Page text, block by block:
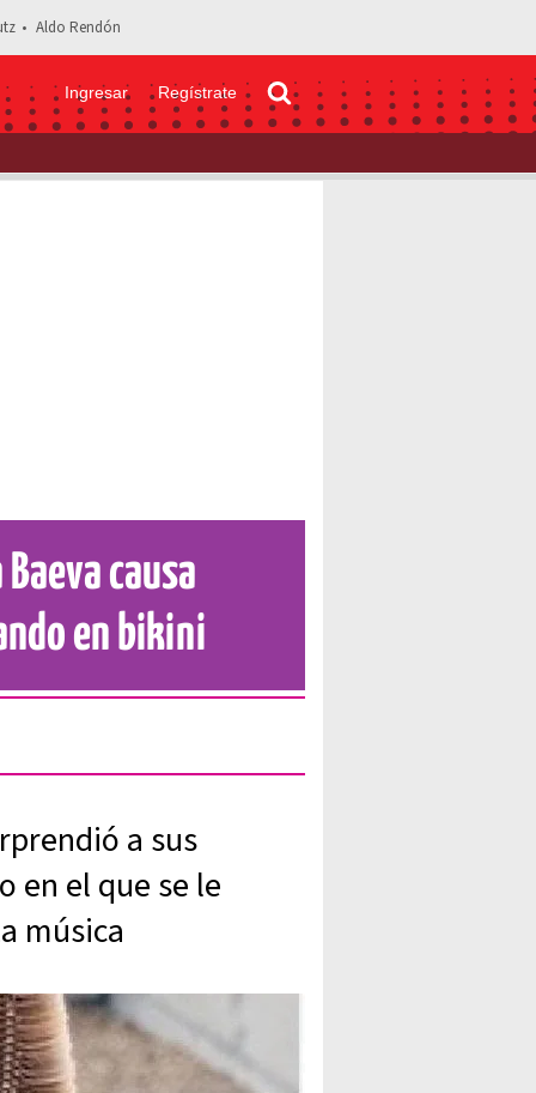
Aldo Rendón
Ingresar Regístrate
Irina Baeva causa controversia con video bailando en bikini
causa
en bikini
a sus
en el que se le
música